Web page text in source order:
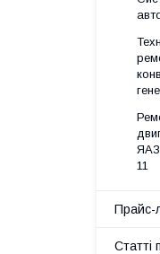
11
Прайс-
Статті